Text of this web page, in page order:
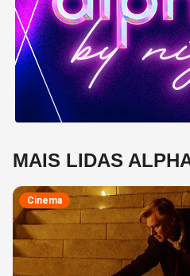
MAIS LIDAS
Cinema